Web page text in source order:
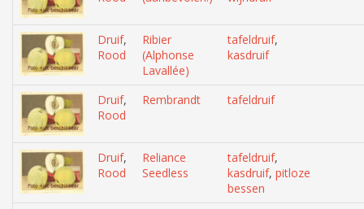
Druif,
Rood
Ribier
(Alphonse
Lavallée)
tafeldruif,
kasdruif
Druif,
Rood
Rembrandt tafeldruif
Druif,
Rood
Reliance
Seedless
tafeldruif,
kasdruif, pitloze
bessen